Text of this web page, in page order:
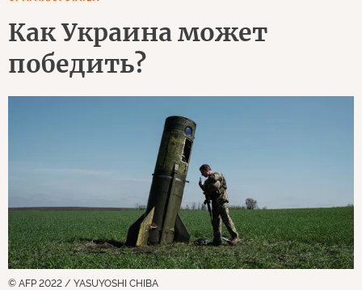
Как Украина может
победить?
© AFP 2022 / YASUYOSHI CHIBA